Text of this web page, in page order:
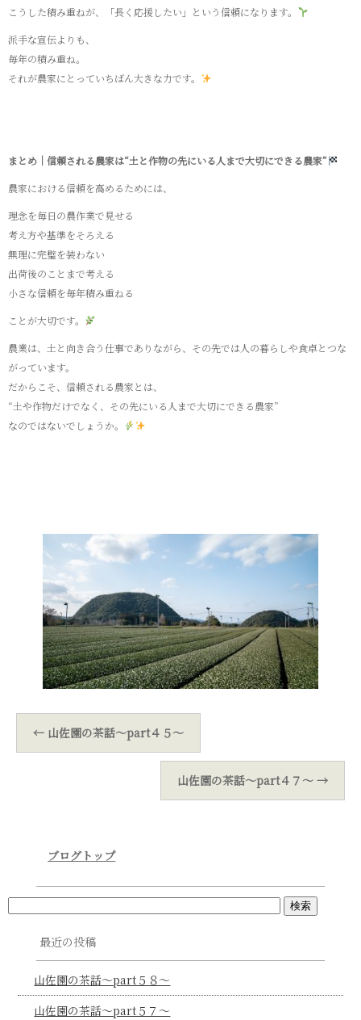
こうした積み重ねが、「長く応援したい」という信頼になります。
派手な宣伝よりも、
毎年の積み重ね。
それが農家にとっていちばん大きな力です。
まとめ｜信頼される農家は“土と作物の先にいる人まで大切にできる農家”
農家における信頼を高めるためには、
理念を毎日の農作業で見せる
考え方や基準をそろえる
無理に完璧を装わない
出荷後のことまで考える
小さな信頼を毎年積み重ねる
ことが大切です。
農業は、土と向き合う仕事でありながら、その先では人の暮らしや食卓とつな
がっています。
だからこそ、信頼される農家とは、
“土や作物だけでなく、その先にいる人まで大切にできる農家”
なのではないでしょうか。
← 山佐園の茶話～part４５～
山佐園の茶話～part４７～ →
ブログトップ
最近の投稿
山佐園の茶話～part５８～
山佐園の茶話～part５７～